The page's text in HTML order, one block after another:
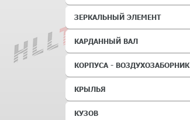
ЗЕРКАЛЬНЫЙ ЭЛЕМЕНТ
КАРДАННЫЙ ВАЛ
КОРПУСА - ВОЗДУХОЗАБОРНИК
КРЫЛЬЯ
КУЗОВ